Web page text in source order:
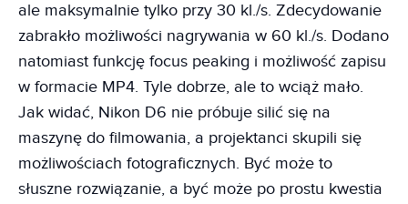
ale maksymalnie tylko przy 30 kl./s. Zdecydowanie
zabrakło możliwości nagrywania w 60 kl./s. Dodano
natomiast funkcję focus peaking i możliwość zapisu
w formacie MP4. Tyle dobrze, ale to wciąż mało.
Jak widać, Nikon D6 nie próbuje silić się na
maszynę do filmowania, a projektanci skupili się
możliwościach fotograficznych. Być może to
słuszne rozwiązanie, a być może po prostu kwestia